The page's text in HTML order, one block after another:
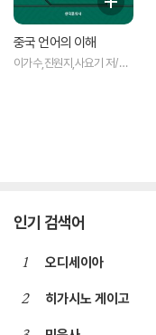
중국 언어의 이해
이가수,진원지,사요기 저/박
인기 검색어
1 오디세이아
2 히가시노 게이고